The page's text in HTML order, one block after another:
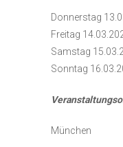
Donnerstag
Freitag
Samstag
Sonntag
München